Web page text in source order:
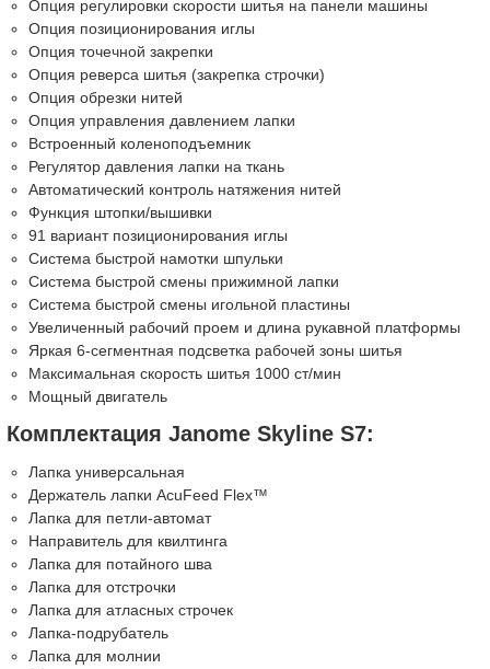
Опция регулировки скорости шитья на панели машины
Опция позиционирования иглы
Опция точечной закрепки
Опция реверса шитья (закрепка строчки)
Опция обрезки нитей
Опция управления давлением лапки
Встроенный коленоподъемник
Регулятор давления лапки на ткань
Автоматический контроль натяжения нитей
Функция штопки/вышивки
91 вариант позиционирования иглы
Система быстрой намотки шпульки
Система быстрой смены прижимной лапки
Система быстрой смены игольной пластины
Увеличенный рабочий проем и длина рукавной платформы
Яркая 6-сегментная подсветка рабочей зоны шитья
Максимальная скорость шитья 1000 ст/мин
Мощный двигатель
Комплектация Janome Skyline S7:
Лапка универсальная
Держатель лапки AcuFeed Flex™
Лапка для петли-автомат
Направитель для квилтинга
Лапка для потайного шва
Лапка для отстрочки
Лапка для атласных строчек
Лапка-подрубатель
Лапка для молнии